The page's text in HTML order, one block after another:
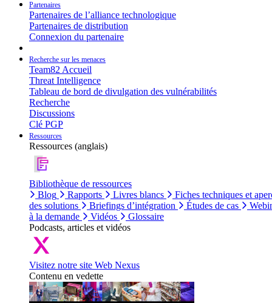
Partenaires
Partenaires de l’alliance technologique
Partenaires de distribution
Connexion du partenaire
Recherche sur les menaces
Team82 Accueil
Threat Intelligence
Tableau de bord de divulgation des vulnérabilités
Recherche
Discussions
Clé PGP
Ressources
Ressources (anglais)
Bibliothèque de ressources
Blog
Rapports Livres blancs
Fiches techniques et
des solutions
Briefings d’intégration Études de cas
à la demande
Vidéos
Glossaire
Podcasts, articles et vidéos
Visitez notre site Web Nexus
Contenu en vedette